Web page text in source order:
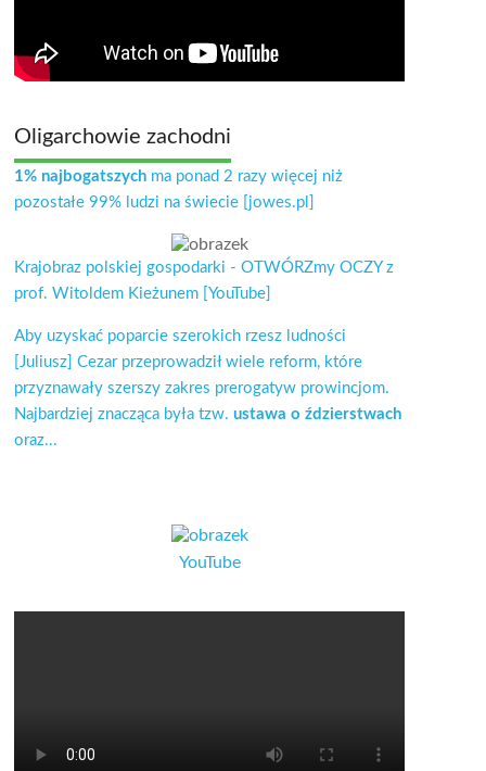
Oligarchowie zachodni
1% najbogatszych ma ponad 2 razy więcej niż
pozostałe 99% ludzi na świecie [jowes.pl]
Krajobraz polskiej gospodarki - OTWÓRZmy OCZY z
prof. Witoldem Kieżunem [YouTube]
Aby uzyskać poparcie szerokich rzesz ludności
[Juliusz] Cezar przeprowadził wiele reform, które
przyznawały szerszy zakres prerogatyw prowincjom.
Najbardziej znacząca była tzw.ustawa o ździerstwach
oraz...
YouTube